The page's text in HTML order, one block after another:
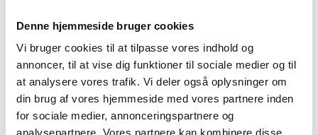
Denne hjemmeside bruger cookies
Vi bruger cookies til at tilpasse vores indhold og
annoncer, til at vise dig funktioner til sociale medier og til
at analysere vores trafik. Vi deler også oplysninger om
din brug af vores hjemmeside med vores partnere inden
for sociale medier, annonceringspartnere og
– Natur / Smoked
I udstilling:
Materiale: Egefiner, MDF, Egetræ
Farve: Natur / Smoked